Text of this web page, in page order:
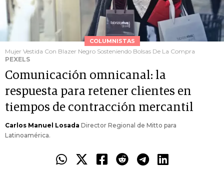
COLUMNISTAS
Mujer Vestida Con Blazer Negro Sosteniendo Bolsas De La Compra
PEXELS
Comunicación omnicanal: la
respuesta para retener clientes en
tiempos de contracción mercantil
Carlos Manuel Losada Director Regional de Mitto para
Latinoamérica.